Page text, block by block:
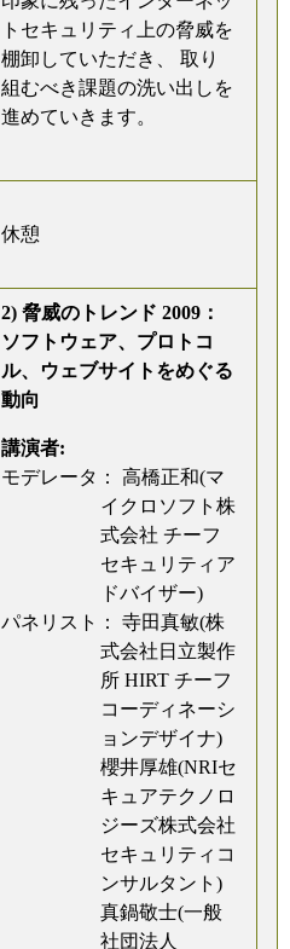
トセキュリティ上の脅威を
棚卸していただき、 取り
組むべき課題の洗い出しを
進めていきます。
休憩
2) 脅威のトレンド 2009：
ソフトウェア、プロトコ
ル、ウェブサイトをめぐる
動向
講演者:
モデレータ： 高橋正和(マ
イクロソフト株
式会社 チーフ
セキュリティア
ドバイザー)
パネリスト： 寺田真敏(株
式会社日立製作
所 HIRT チーフ
コーディネーシ
ョンデザイナ)
櫻井厚雄(NRIセ
キュアテクノロ
ジーズ株式会社
セキュリティコ
ンサルタント)
真鍋敬士(一般
社団法人